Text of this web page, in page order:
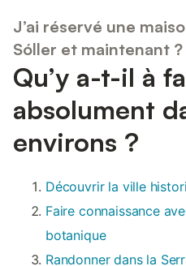
J’ai réservé une
Sóller et maintenant ?
Qu’y a-t-il à
absolument
environs ?
Découvrir la ville
Faire connaissance
botanique
Randonner dans la